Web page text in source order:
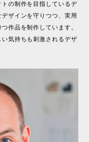
の制作を目指しているデ
ザインを守りつつ、実用
作品を制作しています。
気持ちも刺激されるデザ